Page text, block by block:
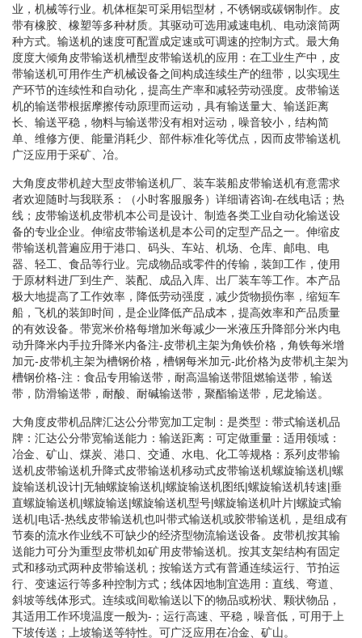
业，机械等行业。机体框架可采用铝型材，不锈钢或碳钢制作。皮
带有橡胶、橡塑等多种材质。其驱动可选用减速电机、电动滚筒两
种方式。输送机的速度可配置成定速或可调速的控制方式。最大角
度度大倾角皮带输送机槽型皮带输送机的应用：在工业生产中，皮
带输送机可用作生产机械设备之间构成连续生产的纽带，以实现生
产环节的连续性和自动化，提高生产率和减轻劳动强度。皮带输送
机的输送带根据摩擦传动原理而运动，具有输送量大、输送距离
长、输送平稳，物料与输送带没有相对运动，噪音较小，结构简
单、维修方便、能量消耗少、部件标准化等优点，因而皮带输送机
广泛应用于采矿、冶。
大角度皮带机趠大型皮带输送机厂、装车装船皮带输送机有意需求
者欢迎随时与我联系：（小时客服服务）详细请咨询-在线电话；热
线；皮带输送机皮带机本公司是设计、制造各类工业自动化输送设
备的专业企业。伸缩皮带输送机是本公司的定型产品之一。伸缩皮
带输送机普遍应用于港口、码头、车站、机场、仓库、邮电、电
器、轻工、食品等行业。完成物品或零件的传输，装卸工作，使用
于原材料进厂到生产、装配、成品入库、出厂装车等工作。本产品
极大地提高了工作效率，降低劳动强度，减少货物损伤率，缩短车
船，飞机的装卸时间，是企业降低产品成本，提高效率和产品质量
的有效设备。带宽米价格每增加米每减少一米液压升降部分米内电
动升降米内手拉升降米内备注-皮带机主架为角铁价格，角铁每米增
加元-皮带机主架为槽钢价格，槽钢每米加元-此价格为皮带机主架为
槽钢价格-注：食品专用输送带，耐高温输送带阻燃输送带，输送
带，防滑输送带，耐酸、耐碱输送带，聚酯输送带，尼龙输送。
大角度皮带机品牌汇达公分带宽加工定制：是类型：带式输送机品
牌：汇达公分带宽输送能力：输送距离：可定做重量：适用领域：
冶金、矿山、煤炭、港口、交通、水电、化工等规格：系列皮带输
送机皮带输送机升降式皮带输送机移动式皮带输送机螺旋输送机|螺
旋输送机设计|无轴螺旋输送机|螺旋输送机图纸|螺旋输送机转速|垂
直螺旋输送机|螺旋输送|螺旋输送机型号|螺旋输送机叶片|螺旋式输
送机|电话-热线皮带输送机也叫带式输送机或胶带输送机，是组成有
节奏的流水作业线不可缺少的经济型物流输送设备。皮带机按其输
送能力可分为重型皮带机如矿用皮带输送机。按其支架结构有固定
式和移动式两种皮带输送机；按输送方式有普通连续运行、节拍运
行、变速运行等多种控制方式；线体因地制宜选用：直线、弯道、
斜坡等线体形式。连续或间歇输送以下的物品或粉状、颗状物品，
其适用工作环境温度一般为-；运行高速、平稳，噪音低，可用于上
下坡传送；上坡输送等特性。可广泛应用在冶金、矿山。